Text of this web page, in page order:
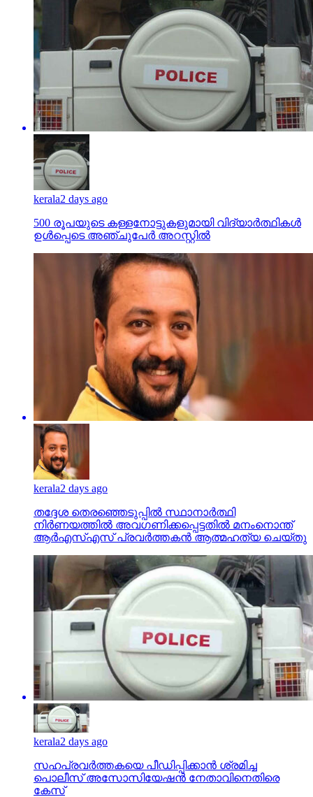
kerala2 days ago
500 രൂപയുടെ കള്ളനോട്ടുകളുമായി വിദ്യാര്‍ത്ഥികള്‍
ഉള്‍പ്പെടെ അഞ്ചുപേര്‍ അറസ്റ്റില്‍
kerala2 days ago
തദ്ദേശ തെരഞ്ഞെടുപ്പില്‍ സ്ഥാനാര്‍ത്ഥി
നിര്‍ണയത്തില്‍ അവഗണിക്കപ്പെട്ടതില്‍ മനംനൊന്ത്
ആര്‍എസ്എസ് പ്രവര്‍ത്തകന്‍ ആത്മഹത്യ ചെയ്തു
kerala2 days ago
സഹപ്രവര്‍ത്തകയെ പീഡിപ്പിക്കാന്‍ ശ്രമിച്ച
പൊലീസ് അസോസിയേഷന്‍ നേതാവിനെതിരെ
കേസ്